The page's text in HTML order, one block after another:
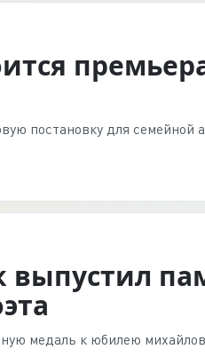
постановку для семейной
медаль к юбилею